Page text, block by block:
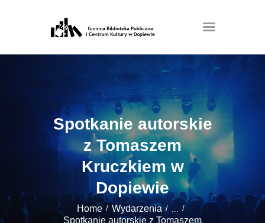
Spotkanie autorskie
z Tomaszem
Kruczkiem w
Dopiewie
Home Wydarzenia ...
Spotkanie autorskie z Tomaszem